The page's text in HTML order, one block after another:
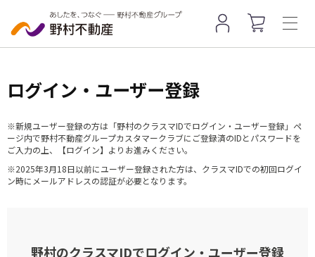
ログイン・ユーザー登録
※新規ユーザー登録の方は「野村のクラスマIDでログイン・ユーザー登録」ペ
ージ内で野村不動産グループカスタマークラブにご登録済のIDとパスワードを
ご入力の上、【ログイン】よりお進みください。
※2025年3月18日以前にユーザー登録された方は、クラスマIDでの初回ログイ
ン時にメールアドレスの認証が必要となります。
野村のクラスマIDでログイン・ユーザー登録